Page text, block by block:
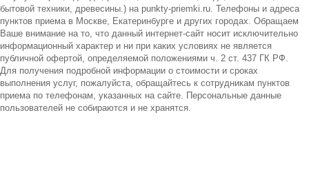
бытовой техники, древесины.) на punkty-priemki.ru. Телефоны и адреса
пунктов приема в Москве, Екатеринбурге и других городах. Обращаем
Ваше внимание на то, что данный интернет-сайт носит исключительно
информационный характер и ни при каких условиях не является
публичной офертой, определяемой положениями ч. 2 ст. 437 ГК РФ.
Для получения подробной информации о стоимости и сроках
выполнения услуг, пожалуйста, обращайтесь к сотрудникам пунктов
приема по телефонам, указанных на сайте. Персональные данные
пользователей не собираются и не хранятся.